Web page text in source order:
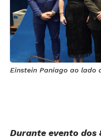
Einstein Paniago ao lado
contabilista goiano